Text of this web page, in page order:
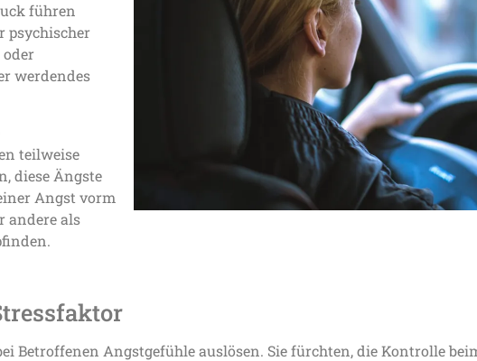
führen
psychischer
werdendes
teilweise
diese Ängste
Angst vorm
andere als
Betroffenen Angstgefühle auslösen. Sie fürchten, die Kontrolle